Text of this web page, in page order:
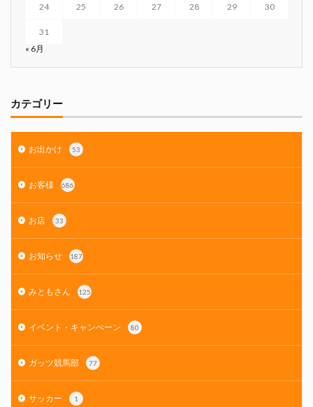
24 25 26 27 28 29 30
31
« 6月
カテゴリー
お出かけ 53
お客様 686
お店 33
お知らせ 187
みともさん 125
イベント・キャンぺーン 80
ガッツ競馬部 77
サッカー 1